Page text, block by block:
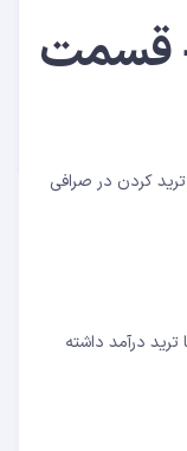
قسمت
کردن در صرافی
ترید درآمد داشته